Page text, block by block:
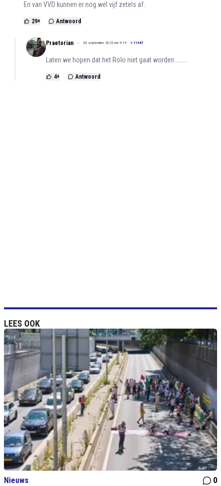
En van VVD kunnen er nog wel vijf zetels af.
29+ Antwoord
Praetorian 06 september 2025 om 9:19 + 11947
Laten we hopen dat het Rolo niet gaat worden.........
4+ Antwoord
LEES OOK
Nieuws
0